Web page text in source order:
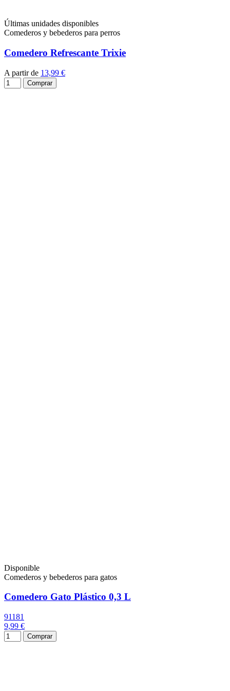
Últimas unidades disponibles
Comederos y bebederos para perros
Comedero Refrescante Trixie
A partir de 13,99 €
Comprar
Disponible
Comederos y bebederos para gatos
Comedero Gato Plástico 0,3 L
91181
9,99 €
Comprar